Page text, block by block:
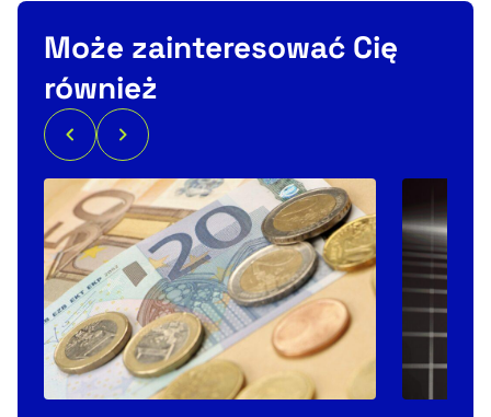
Może zainteresować Cię
również